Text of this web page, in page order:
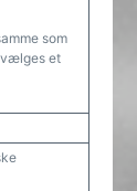
som
vælges et